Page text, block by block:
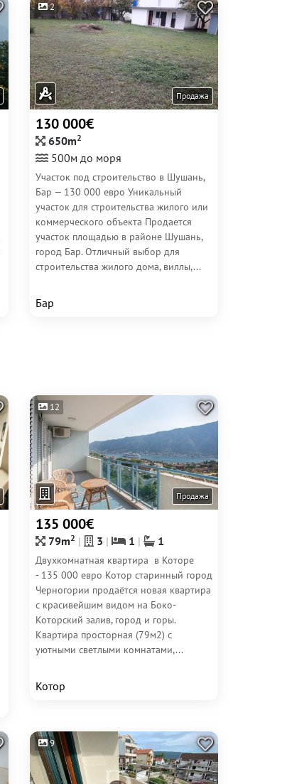
2
Продажа
130 000€
650m2
500м до моря
Участок под строительство в Шушань,
Бар — 130 000 евро Уникальный
участок для строительства жилого или
коммерческого объекта Продается
участок площадью в районе Шушань,
город Бар. Отличный выбор для
строительства жилого дома, виллы,...
Бар
12
Продажа
135 000€
79m2 3 1 1
Двухкомнатная квартира в Которе
- 135 000 евро Котор старинный город
Черногории продаётся новая квартира
с красивейшим видом на Боко-
Которский залив, город и горы.
Квартира просторная (79м2) с
уютными светлыми комнатами,...
Котор
9